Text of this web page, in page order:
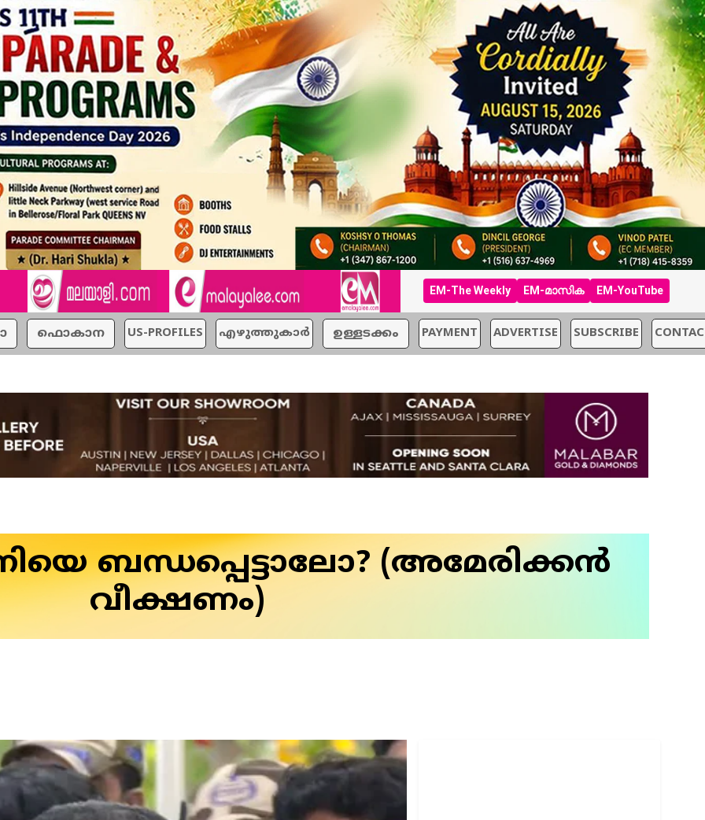
EM-The Weekly EM-മാസിക EM-YouTube
ഫൊകാന US-PROFILES എഴുത്തുകാര്‍ ഉള്ളടക്കം PAYMENT ADVERTISE SUBSCRIBE
ബന്ധപ്പെട്ടാലോ? (അമേരിക്കൻ
വീക്ഷണം)